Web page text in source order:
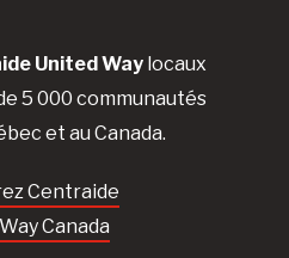
United Waylocaux
5 000 communautés
et au Canada.
Centraide
Canada